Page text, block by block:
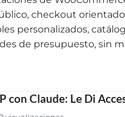
checkout
personalizados,
de presupuesto, sin
con Claude: Le Di